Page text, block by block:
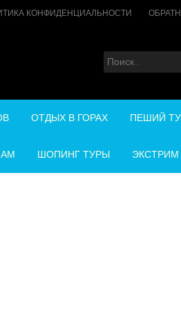
КОНФИДЕНЦИАЛЬНОСТИ
Найти:
ОТДЫХ В ГОРАХ ПЕШИЙ
ШОПИНГ ТУРЫ ЭКСТРИМ